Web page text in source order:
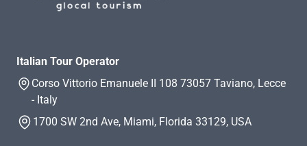
Italian Tour Operator
Corso Vittorio Emanuele II 108 73057 Taviano, Lecce
- Italy
1700 SW 2nd Ave, Miami, Florida 33129, USA